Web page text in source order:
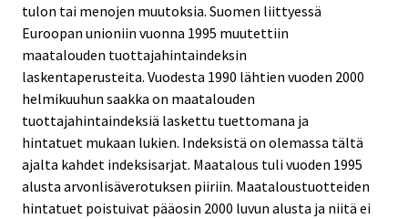
tulon tai menojen muutoksia. Suomen liittyessä
Euroopan unioniin vuonna 1995 muutettiin
maatalouden tuottajahintaindeksin
laskentaperusteita. Vuodesta 1990 lähtien vuoden 2000
helmikuuhun saakka on maatalouden
tuottajahintaindeksiä laskettu tuettomana ja
hintatuet mukaan lukien. Indeksistä on olemassa tältä
ajalta kahdet indeksisarjat. Maatalous tuli vuoden 1995
alusta arvonlisäverotuksen piiriin. Maataloustuotteiden
hintatuet poistuivat pääosin 2000 luvun alusta ja niitä ei